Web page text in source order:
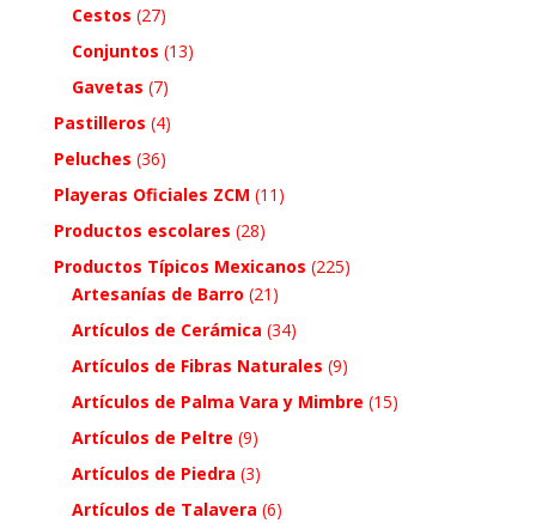
Cestos (27)
Conjuntos (13)
Gavetas (7)
Pastilleros (4)
Peluches (36)
Playeras Oficiales ZCM (11)
Productos escolares (28)
Productos Típicos Mexicanos (225)
Artesanías de Barro (21)
Artículos de Cerámica (34)
Artículos de Fibras Naturales (9)
Artículos de Palma Vara y Mimbre (15)
Artículos de Peltre (9)
Artículos de Piedra (3)
Artículos de Talavera (6)